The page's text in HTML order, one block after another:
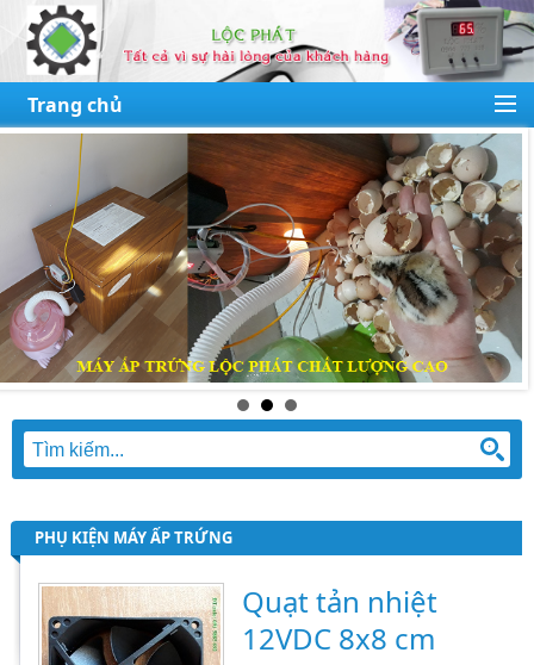
Trang chủ
PHỤ KIỆN MÁY ẤP TRỨNG
Quạt tản nhiệt
12VDC 8x8 cm